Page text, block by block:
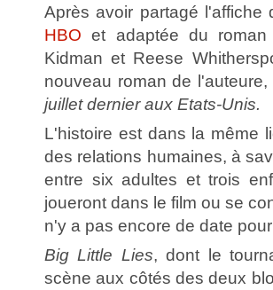
Après avoir partagé l'affiche
HBO et adaptée du
Kidman et Reese
nouveau roman de l'auteure,
juillet dernier aux Etats-Unis.
L'histoire est dans la même
des relations humaines, à
entre six adultes et trois
joueront dans le film ou se
n'y a pas encore de date
Big Little Lies, dont le
scène aux côtés des deux